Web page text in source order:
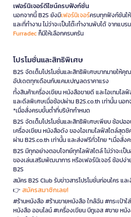
เฟอร์นิเจอร์ดีไซน์ครบฟังก์ชั่น
นอกจากนี้ B2S ยังมีเฟอร์นิเจอร์ครบทุกฟังก์ชันใ
และที่ทำงาน ไม่ว่าจะเป็นโต๊ะทำงานพับได้ จากแบร
Furradecก็มีให้เลือกครบครัน
โปรโมชั่นและสิทธิพิเศษ
B2S จัดเต็มโปรโมชั่นและสิทธิพิเศษมากมายให้คุ
อัปเดตทุกเดือนกับแคมเปญลดราคาแรง
ทั้งสินค้าเครื่องเขียน หนังสือขายดี และไอเทมไ
และดีลพิเศษเมื่อช้อปผ่าน B2S.co.th เท่านั้น นอ
*เมื่อสั่งครบขั้นต่ำที่บริษัทกำหนด
B2S จัดเต็มโปรโมชั่นและสิทธิพิเศษเพียบ ช้อปอ
เครื่องเขียน หนังสือดัง ของไอเทมไลฟ์สไตล์สุ
ผ่าน B2S.co.th เท่านั้น และส่งฟรีทั่วไทย *เมื่อสั่
B2S มีทุกอย่างตอบโจทย์ทุกไลฟ์สไตล์ ไม่ว่าจะเ
ของเล่นเสริมพัฒนาการ หรือเฟอร์นิเจอร์ ช้อปง่
B2S
สมัคร B2S Club รับข่าวสารโปรโมชั่นก่อนใคร แ
👉 สมัครสมาชิกเลย!
#ร้านหนังสือ #ร้านขายหนังสือ ใกล้ฉัน #กระเป๋า
หนังสือ ออนไลน์ #เครื่องเขียน บีทูเอส #ขาย หนั